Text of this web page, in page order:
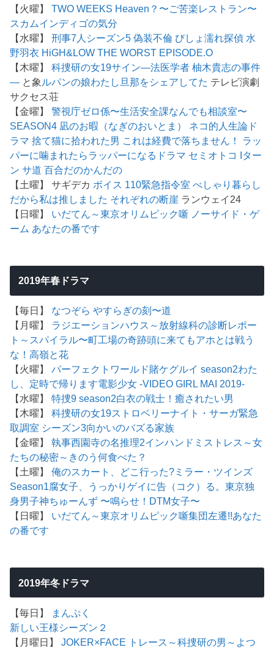
【火曜】TWO WEEKS Heaven？〜ご苦楽レストラン〜
スカムインディゴの気分
【水曜】刑事7人シーズン5 偽装不倫 びしょ濡れ探偵 水
野羽衣 HiGH&LOW THE WORST EPISODE.O
【木曜】科捜研の女19サイン―法医学者 柚木貴志の事件
― と象 ルパンの娘わたし旦那をシェアしてた テレビ演劇
サクセス荘
【金曜】警視庁ゼロ係〜生活安全課なんでも相談室〜
SEASON4 凪のお暇（なぎのおいとま）
ネコ的人生論ド
ラマ 捨て猫に拾われた男 これは経費で落ちません！
ラッ
パーに噛まれたらラッパーになるドラマ セミオトコ Iター
ン サ道 百合だのかんだの
【土曜】 サギデカ ボイス 110緊急指令室 べしゃり暮らし
だから私は推しました それぞれの断崖 ランウェイ24
【日曜】 いだてん～東京オリムピック噺 ノーサイド・ゲ
ーム あなたの番です
2019年春ドラマ
【毎日】 なつぞら やすらぎの刻〜道
【月曜】 ラジエーションハウス～放射線科の診断レポー
ト～ スパイラル〜町工場の奇跡頭に来てもアホとは戦う
な！高嶺と花
【火曜】パーフェクトワールド賭ケグルイ season2わた
し、定時で帰ります電影少女 -VIDEO GIRL MAI 2019-
【水曜】特捜9 season2白衣の戦士！癒されたい男
【木曜】科捜研の女19ストロベリーナイト・サーガ緊急
取調室 シーズン3向かいのバズる家族
【金曜】執事西園寺の名推理2インハンド ミストレス～女
たちの秘密～ きのう何食べた？
【土曜】俺のスカート、どこ行った? ミラー・ツインズ
Season1腐女子、うっかりゲイに告（コク）る。東京独
身男子神ちゅーんず 〜鳴らせ！DTM女子〜
【日曜】 いだてん～東京オリムピック噺集団左遷!!あなた
の番です
2019年冬ドラマ
【毎日】
まんぷく
新しい王様シーズン２
【月曜日】JOKER×FACE トレース～科捜研の男～ よつ